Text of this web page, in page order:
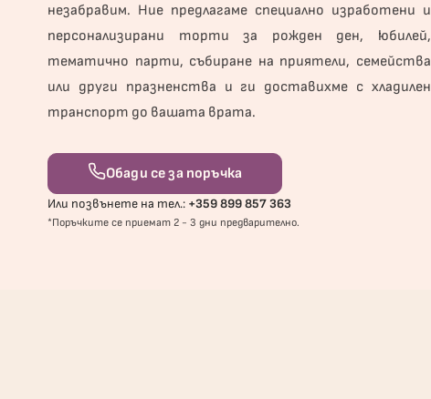
незабравим. Ние предлагаме специално изработени и
персонализирани торти за рожден ден, юбилей,
тематично парти, събиране на приятели, семейства
или други празненства и ги доставихме с хладилен
транспорт до вашата врата.
Обади се за поръчка
Или позвънете на тел.: +359 899 857 363
*Поръчките се приемат 2 - 3 дни предварително.